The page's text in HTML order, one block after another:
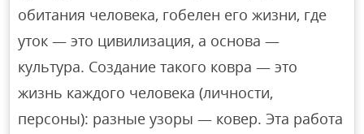
обитания человека, гобелен его жизни, где
уток — это цивилизация, а основа —
культура. Создание такого ковра — это
жизнь каждого человека (личности,
персоны): разные узоры — ковер. Эта работа